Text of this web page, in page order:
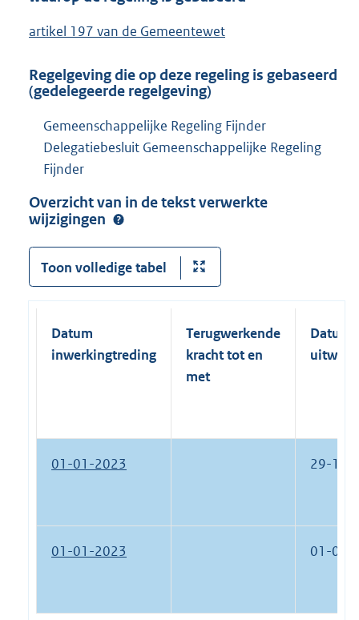
artikel 197 van de Gemeentewet
Regelgeving die op deze regeling is gebaseerd
(gedelegeerde regelgeving)
Gemeenschappelijke Regeling Fijnder
Delegatiebesluit Gemeenschappelijke Regeling
Fijnder
Overzicht van in de tekst verwerkte
wijzigingen
Toon volledige tabel
Datum
inwerkingtreding
Terugwerkende
kracht tot en
met
Datum
01-01-2023 29-12-
01-01-2023 01-01-